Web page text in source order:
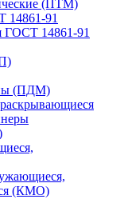
(ПТМ)
14861-91
ГОСТ 14861-91
(ПДМ)
(КМО)